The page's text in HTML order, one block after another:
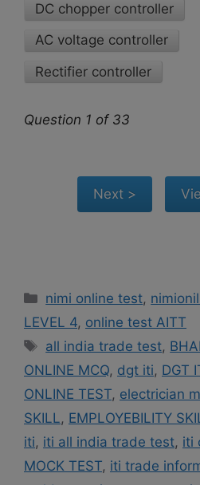
DC chopper controller
AC voltage controller
Rectifier controller
Question 1 of 33
Categories
nimi online test,
LEVEL 4, online test AITT
Tags
all india trade test,
ONLINE MCQ, dgt iti, DGT
ONLINE TEST, electrician
SKILL, EMPLOYEBILITY
iti, iti all india trade test, iti
MOCK TEST, iti trade